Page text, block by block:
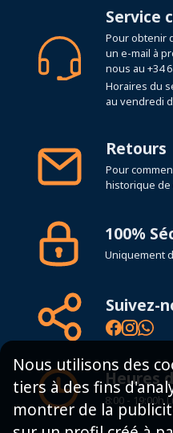
Service
Pour obtenir
un e-mail à
nous au +34
Horaires du
au vendredi
Retours
Pour
historique de
100%
Uniquement
Suivez-
Heures
8:00 - 19:00h
Nous utilisons des
tiers à des fins
montrer de la